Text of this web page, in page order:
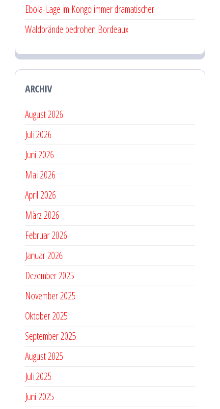
Ebola-Lage im Kongo immer dramatischer
Waldbrände bedrohen Bordeaux
ARCHIV
August 2026
Juli 2026
Juni 2026
Mai 2026
April 2026
März 2026
Februar 2026
Januar 2026
Dezember 2025
November 2025
Oktober 2025
September 2025
August 2025
Juli 2025
Juni 2025